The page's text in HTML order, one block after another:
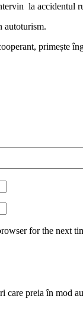
la accidentul
autoturism.
primește
for the next
care preia în mod